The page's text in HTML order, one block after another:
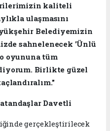
kaliteli
ulaşmasını
Belediyemizin
sahnelenecek 'Ünlü
oyununa tüm
Birlikte güzel
Davetli
gerçekleştirilecek